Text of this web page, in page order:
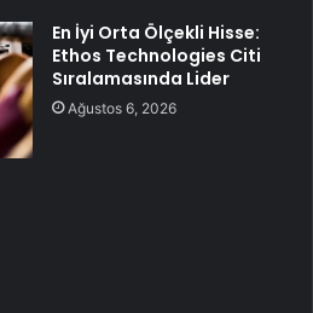
En İyi Orta Ölçekli Hisse:
Ethos Technologies Citi
Sıralamasında Lider
Ağustos 6, 2026